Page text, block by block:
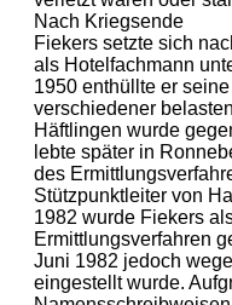
Nach Kriegsende
Fiekers setzte sich
als Hotelfachmann
1950 enthüllte er
verschiedener
Häftlingen wurde
lebte später in
des
Stützpunktleiter von
1982 wurde Fiekers
Ermittlungsverfahren
Juni 1982 jedoch
eingestellt wurde.